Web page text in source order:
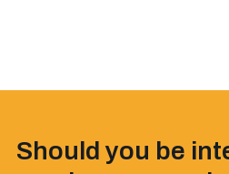
Should you be